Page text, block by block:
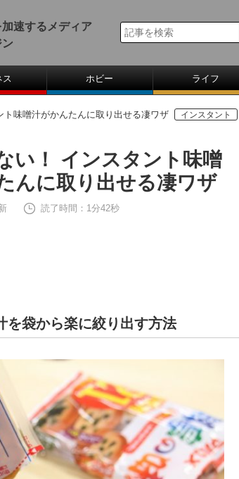
速するメディア
ス ホビー ライフ
味噌汁がかんたんに取り出せる凄ワザ インスタント
い！ インスタント味噌
んに取り出せる凄ワザ
読了時間：1分42秒
を袋から楽に絞り出す方法